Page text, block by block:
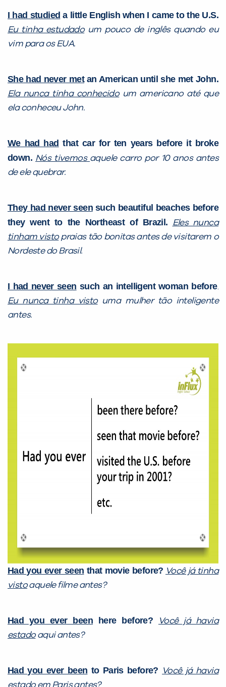
I had studied a little English when I came to the U.S.
Eu tinha estudadoum pouco de inglês quando eu
vim para os EUA.
She had never metan American until she met John.
Ela nunca tinha conhecidoum americano até que
ela conheceu John.
We had had that car for ten years before it broke
down. Nós tivemos aquele carro por 10 anos antes
de ele quebrar.
They had never seensuch beautiful beaches before
they went to the Northeast of Brazil.
Eles nunca
tinham vistopraias tão bonitas antes de visitarem o
Nordeste do Brasil.
I had never seen such an intelligent woman before.
Eu nunca tinha vistouma mulher tão inteligente
antes.
Had you ever seen that movie before? Você já tinha
vistoaquele filme antes?
Had you ever been here before?
Você já havia
estadoaqui antes?
Had you ever been to Paris before?
Você já havia
estadoem Paris antes?